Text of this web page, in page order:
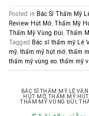
Posted in Bác Sĩ Thẩm Mỹ
Review Hút Mỡ, Thẩm Mỹ
Thẩm Mỹ Vùng Đùi, Thẩm
Tagged Bác sĩ thẩm mỹ Lê
mỹ, thẩm mỹ hút mỡ, thẩm
thẩm mỹ vùng eo, thẩm mỹ
BÁC SĨ THẨM MỸ LÊ VĂN
HÚT MỠ, THẨM MỸ
THẨM MỸ VÙNG ĐÙI
,